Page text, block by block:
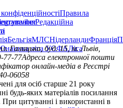
Правила
Редакційна
viber
БельгіяМЛСНідерландиФранція
ліга УЄФАЛіга
Галицька, буд. 15, м. Львів,
77-77Адреса електронної пошти
онлайн-медіа в Реєстрі
06058
для осіб старше 21 року
будь-яких матеріалів посилання
цитуванні і використанні в